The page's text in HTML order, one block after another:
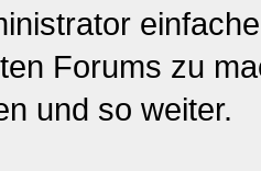
Forums zu
und so weiter.